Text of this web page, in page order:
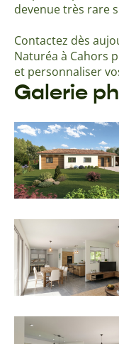
devenue très rare
Contactez dès
Naturéa à Cahors
et personnaliser
Galerie